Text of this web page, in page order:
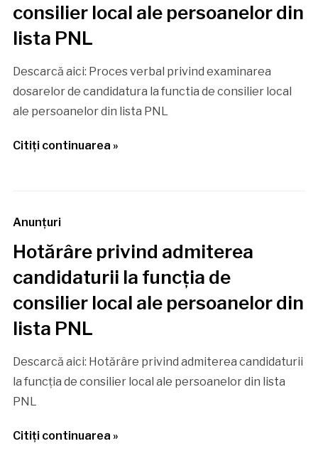
consilier local ale persoanelor din
lista PNL
Descarcă aici: Proces verbal privind examinarea
dosarelor de candidatura la functia de consilier local
ale persoanelor din lista PNL
Citiţi continuarea »
Anunţuri
Hotărâre privind admiterea
candidaturii la funcția de
consilier local ale persoanelor din
lista PNL
Descarcă aici: Hotărâre privind admiterea candidaturii
la funcția de consilier local ale persoanelor din lista
PNL
Citiţi continuarea »